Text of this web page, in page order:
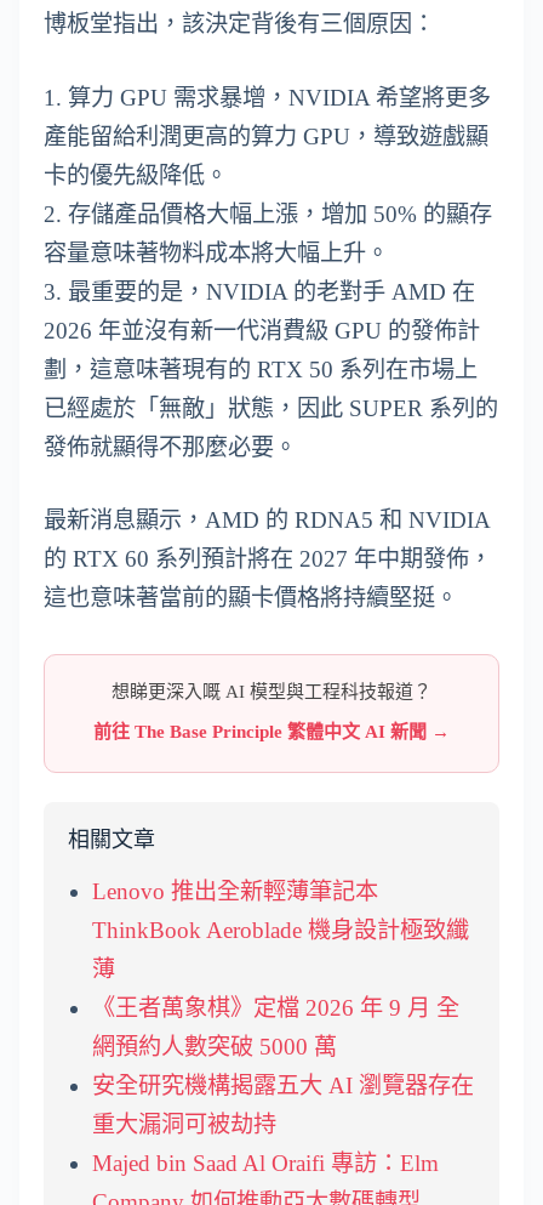
博板堂指出，該決定背後有三個原因：
1. 算力 GPU 需求暴增，NVIDIA 希望將更多
產能留給利潤更高的算力 GPU，導致遊戲顯
卡的優先級降低。
2. 存儲產品價格大幅上漲，增加 50% 的顯存
容量意味著物料成本將大幅上升。
3. 最重要的是，NVIDIA 的老對手 AMD 在
2026 年並沒有新一代消費級 GPU 的發佈計
劃，這意味著現有的 RTX 50 系列在市場上
已經處於「無敵」狀態，因此 SUPER 系列的
發佈就顯得不那麼必要。
最新消息顯示，AMD 的 RDNA5 和 NVIDIA
的 RTX 60 系列預計將在 2027 年中期發佈，
這也意味著當前的顯卡價格將持續堅挺。
想睇更深入嘅 AI 模型與工程科技報道？
前往 The Base Principle 繁體中文 AI 新聞 →
相關文章
Lenovo 推出全新輕薄筆記本
ThinkBook Aeroblade 機身設計極致纖
薄
《王者萬象棋》定檔 2026 年 9 月 全
網預約人數突破 5000 萬
安全研究機構揭露五大 AI 瀏覽器存在
重大漏洞可被劫持
Majed bin Saad Al Oraifi 專訪：Elm